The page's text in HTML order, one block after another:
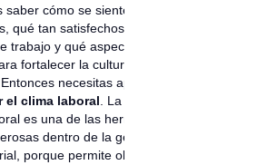
saber cómo se sienten tus
qué tan satisfechos están con
trabajo y qué aspectos debes
fortalecer la cultura de tu
necesitas aprender
el clima laboral . La medición
es una de las herramientas
dentro de la gestión
porque permite obtener